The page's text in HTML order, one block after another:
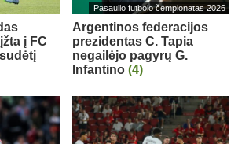
į FC
Pasaulio futbolo čempionatas 2026
Argentinos federacijos
prezidentas C. Tapia
negailėjo pagyrų G.
Infantino (4)